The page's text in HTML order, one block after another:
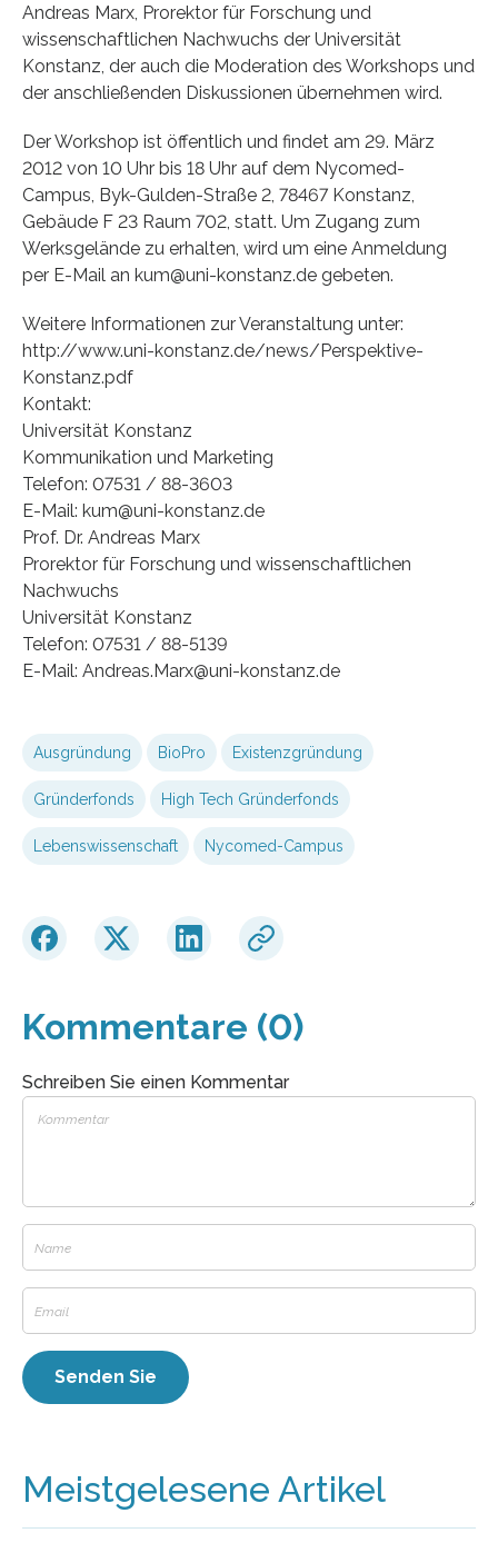
Andreas Marx, Prorektor für Forschung und
wissenschaftlichen Nachwuchs der Universität
Konstanz, der auch die Moderation des Workshops und
der anschließenden Diskussionen übernehmen wird.
Der Workshop ist öffentlich und findet am 29. März
2012 von 10 Uhr bis 18 Uhr auf dem Nycomed-
Campus, Byk-Gulden-Straße 2, 78467 Konstanz,
Gebäude F 23 Raum 702, statt. Um Zugang zum
Werksgelände zu erhalten, wird um eine Anmeldung
per E-Mail an kum@uni-konstanz.de gebeten.
Weitere Informationen zur Veranstaltung unter:
http://www.uni-konstanz.de/news/Perspektive-
Konstanz.pdf
Kontakt:
Universität Konstanz
Kommunikation und Marketing
Telefon: 07531 / 88-3603
E-Mail: kum@uni-konstanz.de
Prof. Dr. Andreas Marx
Prorektor für Forschung und wissenschaftlichen
Nachwuchs
Universität Konstanz
Telefon: 07531 / 88-5139
E-Mail: Andreas.Marx@uni-konstanz.de
Ausgründung BioPro Existenzgründung
Gründerfonds High Tech Gründerfonds
Lebenswissenschaft Nycomed-Campus
Kommentare (0)
Schreiben Sie einen Kommentar
Meistgelesene Artikel